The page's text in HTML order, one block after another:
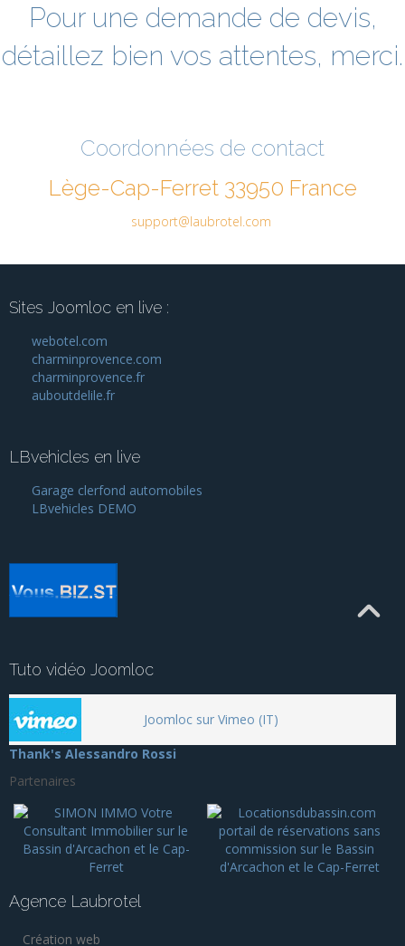
Pour une demande de devis,
détaillez bien vos attentes, merci.
Coordonnées de contact
Lège-Cap-Ferret 33950 France
support@laubrotel.com
Sites Joomloc en live :
webotel.com
charminprovence.com
charminprovence.fr
auboutdelile.fr
LBvehicles en live
Garage clerfond automobiles
LBvehicles DEMO
Tuto vidéo Joomloc
Joomloc sur Vimeo (IT)
Thank's Alessandro Rossi
Partenaires
Agence Laubrotel
Création web